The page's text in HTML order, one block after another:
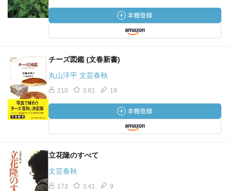
チーズ図鑑 (文春新書)
丸山洋平 文芸春秋
210 3.61 19
立花隆のすべて
文芸春秋
173 3.41 9